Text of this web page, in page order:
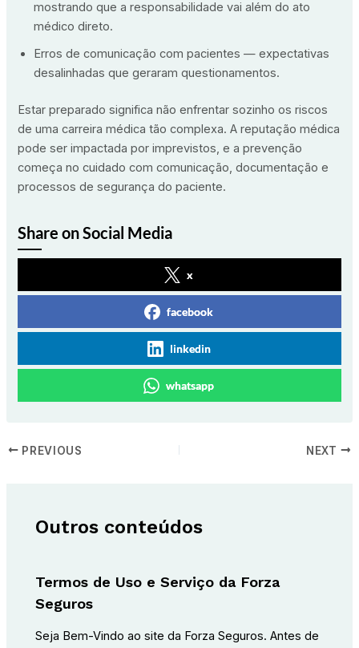
mostrando que a responsabilidade vai além do ato
médico direto.
Erros de comunicação com pacientes — expectativas
desalinhadas que geraram questionamentos.
Estar preparado significa não enfrentar sozinho os riscos
de uma carreira médica tão complexa. A reputação médica
pode ser impactada por imprevistos, e a prevenção
começa no cuidado com comunicação, documentação e
processos de segurança do paciente.
Share on Social Media
x
facebook
linkedin
whatsapp
PREVIOUS NEXT
Outros conteúdos
Termos de Uso e Serviço da Forza
Seguros
Seja Bem-Vindo ao site da Forza Seguros. Antes de